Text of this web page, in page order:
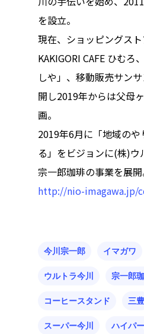
を設立。
現在、ショッピングスト
KAKIGORI CAFE ひむろ
しや」、移動販売サン
開し2019年からは父母
画。
2019年6月に「地域の
る」をビジョンに(株)ウ
宗一郎珈琲の事業を展開
http://nio-imagawa.jp/
今川宗一郎 イマガワ
ウルトラ今川 宗一郎
コーヒースタンド 三豊
スーパー今川 ハイパ